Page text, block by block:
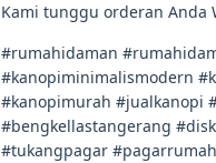
Kami tunggu orderan Anda
#rumahidaman
#kanopiminimalismodern
#kanopimurah #jualkanopi
#bengkellastangerang
#tukangpagar